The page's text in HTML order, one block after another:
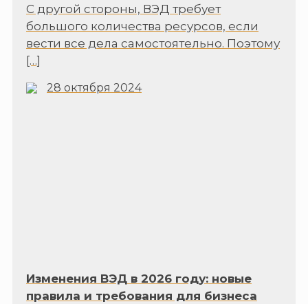
С другой стороны, ВЭД требует
большого количества ресурсов, если
вести все дела самостоятельно. Поэтому
[…]
28 октября 2024
Изменения ВЭД в 2026 году: новые
правила и требования для бизнеса